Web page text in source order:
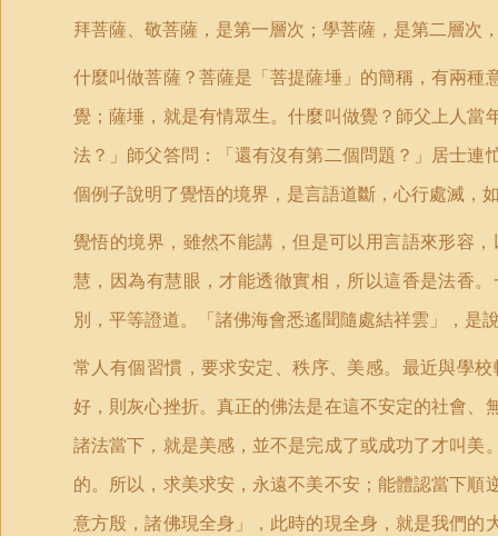
拜菩薩、敬菩薩，是第一層次；學菩薩，是第二層次
什麼叫做菩薩？菩薩是「菩提薩埵」的簡稱，有兩
覺；薩埵，就是有情眾生。什麼叫做覺？師父上人
法？」師父答問：「還有沒有第二個問題？」居士
個例子說明了覺悟的境界，是言語道斷，心行處滅，
覺悟的境界，雖然不能講，但是可以用言語來形容
慧，因為有慧眼，才能透徹實相，所以這香是法香
別，平等證道。「諸佛海會悉遙聞隨處結祥雲」，是
常人有個習慣，要求安定、秩序、美感。最近與學
好，則灰心挫折。真正的佛法是在這不安定的社會
諸法當下，就是美感，並不是完成了或成功了才叫
的。所以，求美求安，永遠不美不安；能體認當下
意方殷，諸佛現全身」，此時的現全身，就是我們